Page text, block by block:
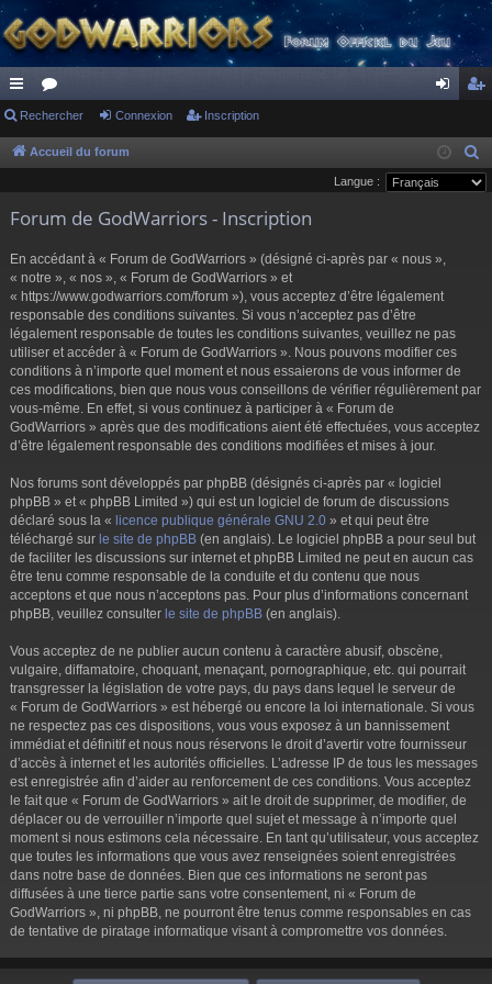
ac
co
ci
or
u
s
ne cri
pti
Rechercher Connexion Inscription
Accueil du forum
e
Langue :
Forum de GodWarriors - Inscription
En accédant à « Forum de GodWarriors » (désigné ci-après par « nous »,
« notre », « nos », « Forum de GodWarriors » et
« https://www.godwarriors.com/forum »), vous acceptez d’être légalement
responsable des conditions suivantes. Si vous n’acceptez pas d’être
légalement responsable de toutes les conditions suivantes, veuillez ne pas
utiliser et accéder à « Forum de GodWarriors ». Nous pouvons modifier ces
conditions à n’importe quel moment et nous essaierons de vous informer de
ces modifications, bien que nous vous conseillons de vérifier régulièrement par
vous-même. En effet, si vous continuez à participer à « Forum de
GodWarriors » après que des modifications aient été effectuées, vous acceptez
d’être légalement responsable des conditions modifiées et mises à jour.
Nos forums sont développés par phpBB (désignés ci-après par « logiciel
phpBB » et « phpBB Limited ») qui est un logiciel de forum de discussions
déclaré sous la « licence publique générale GNU 2.0 » et qui peut être
téléchargé sur le site de phpBB (en anglais). Le logiciel phpBB a pour seul but
de faciliter les discussions sur internet et phpBB Limited ne peut en aucun cas
être tenu comme responsable de la conduite et du contenu que nous
acceptons et que nous n’acceptons pas. Pour plus d’informations concernant
phpBB, veuillez consulter le site de phpBB (en anglais).
Vous acceptez de ne publier aucun contenu à caractère abusif, obscène,
vulgaire, diffamatoire, choquant, menaçant, pornographique, etc. qui pourrait
transgresser la législation de votre pays, du pays dans lequel le serveur de
« Forum de GodWarriors » est hébergé ou encore la loi internationale. Si vous
ne respectez pas ces dispositions, vous vous exposez à un bannissement
immédiat et définitif et nous nous réservons le droit d’avertir votre fournisseur
d’accès à internet et les autorités officielles. L’adresse IP de tous les messages
est enregistrée afin d’aider au renforcement de ces conditions. Vous acceptez
le fait que « Forum de GodWarriors » ait le droit de supprimer, de modifier, de
déplacer ou de verrouiller n’importe quel sujet et message à n’importe quel
moment si nous estimons cela nécessaire. En tant qu’utilisateur, vous acceptez
que toutes les informations que vous avez renseignées soient enregistrées
dans notre base de données. Bien que ces informations ne seront pas
diffusées à une tierce partie sans votre consentement, ni « Forum de
GodWarriors », ni phpBB, ne pourront être tenus comme responsables en cas
de tentative de piratage informatique visant à compromettre vos données.